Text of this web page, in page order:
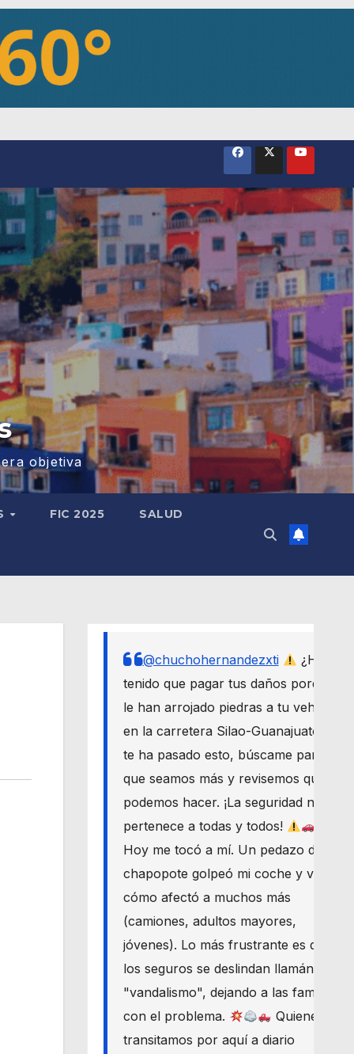
objetiva
FIC 2025 SALUD
@chuchohernandezxti
¿Has
tenido que pagar tus daños porque
le han arrojado piedras a tu vehículo
en la carretera Silao-Guanajuato? Si
te ha pasado esto, búscame para
que seamos más y revisemos qué
podemos hacer. ¡La seguridad nos
pertenece a todas y todos!
Hoy me tocó a mí. Un pedazo de
chapopote golpeó mi coche y vi
cómo afectó a muchos más
(camiones, adultos mayores,
jóvenes). Lo más frustrante es que
los seguros se deslindan llamándolo
"vandalismo", dejando a las familias
con el problema.
Quienes
transitamos por aquí a diario